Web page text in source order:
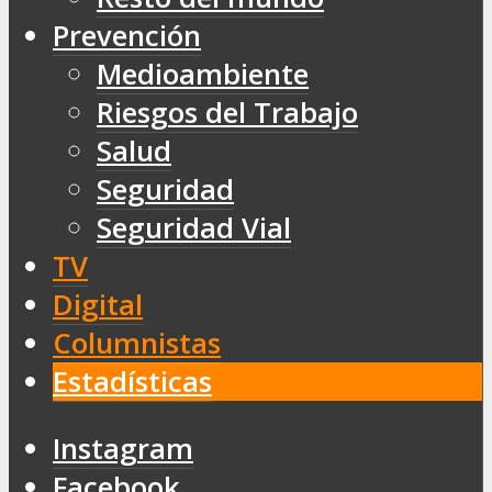
Prevención
Medioambiente
Riesgos del Trabajo
Salud
Seguridad
Seguridad Vial
TV
Digital
Columnistas
Estadísticas
Instagram